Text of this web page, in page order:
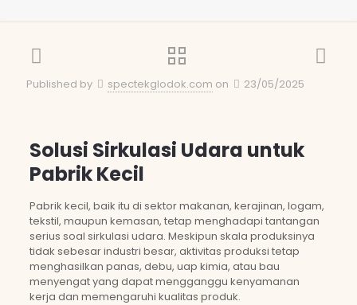
Published by spectekglodok.com on 23/05/2025
Solusi Sirkulasi Udara untuk
Pabrik Kecil
Pabrik kecil, baik itu di sektor makanan, kerajinan, logam,
tekstil, maupun kemasan, tetap menghadapi tantangan
serius soal sirkulasi udara. Meskipun skala produksinya
tidak sebesar industri besar, aktivitas produksi tetap
menghasilkan panas, debu, uap kimia, atau bau
menyengat yang dapat mengganggu kenyamanan
kerja dan memengaruhi kualitas produk.